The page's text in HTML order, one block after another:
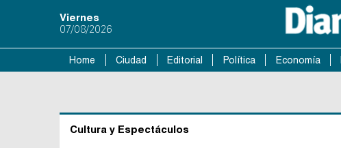
Viernes
07/08/2026
Home Ciudad Editorial Política Economía
Cultura y Espectáculos